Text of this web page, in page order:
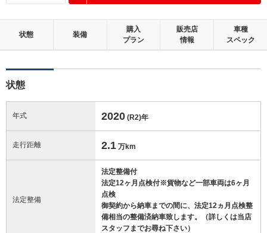
この中古車の「車両品質評価書」を見る
状態 装備
購入
プラン
販売店
情報
車種
スペック
状態
年式 2020 (R2)年
走行距離 2.1 万km
法定整備
法定整備付
法定12ヶ月点検付※貨物など一部車両は6ヶ月
点検
御契約から納車までの間に、法定12ヵ月点検整
備相当の整備済納車致します。（詳しくは当店
スタッフまでお尋ね下さい）